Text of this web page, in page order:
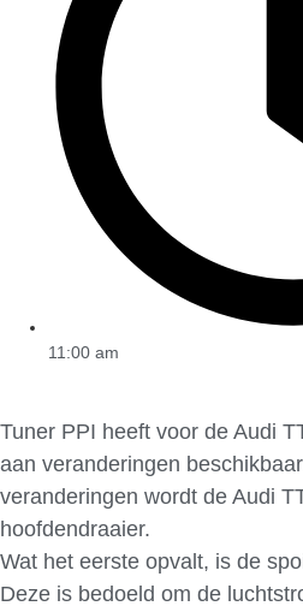
11:00 am
Tuner PPI heeft voor de Audi
aan veranderingen
veranderingen wordt de Audi
hoofdendraaier.
Wat het eerste opvalt, is de
Deze is bedoeld om de